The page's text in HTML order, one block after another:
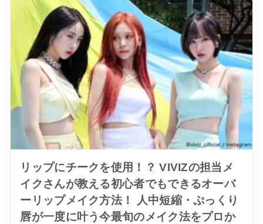
リップにチークを使用！？ VIVIZの担当メ
イクさんが教える初心者でもできるオーバ
ーリップメイク方法！ 人中短縮・ぷっくり
唇が一度に叶う今最旬のメイク法をプロか